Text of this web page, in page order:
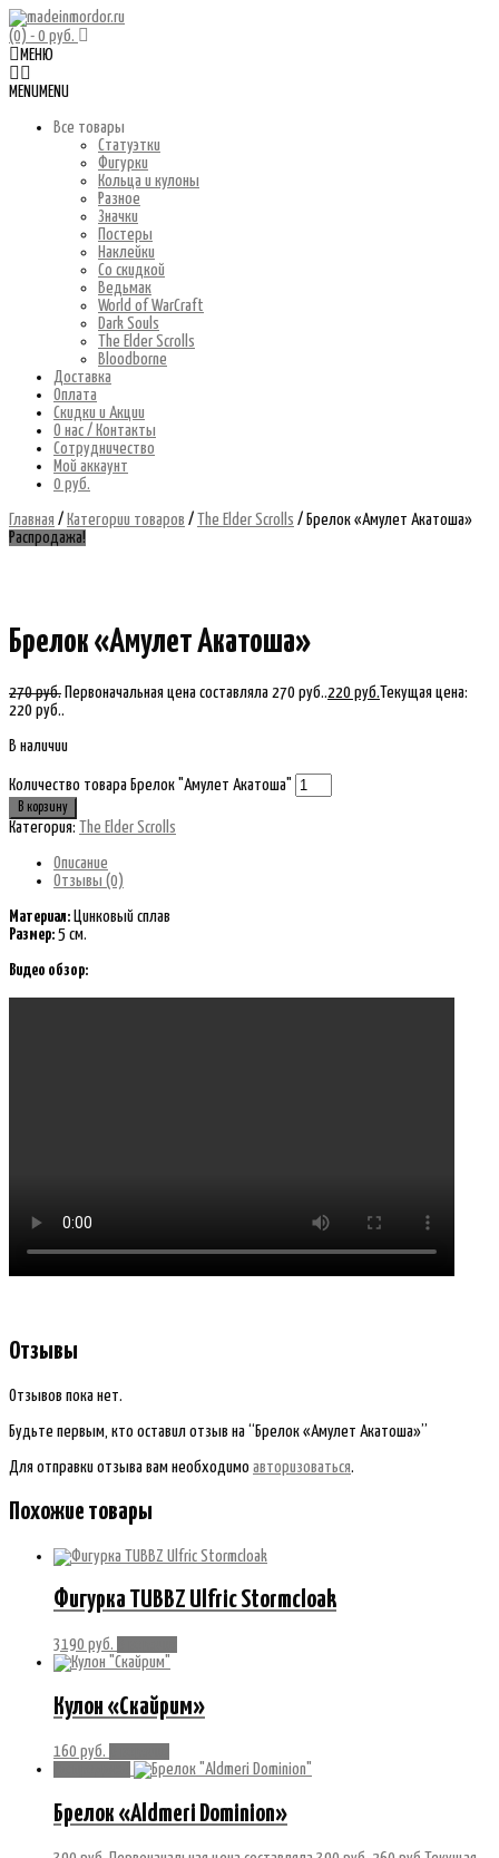
(0) - 0 руб.
МЕНЮ
MENU MENU
Все товары
Статуэтки
Фигурки
Кольца и кулоны
Разное
Значки
Постеры
Наклейки
Со скидкой
Ведьмак
World of WarCraft
Dark Souls
The Elder Scrolls
Bloodborne
Доставка
Оплата
Скидки и Акции
О нас / Контакты
Сотрудничество
Мой аккаунт
0 руб.
Главная / Категории товаров / The Elder Scrolls / Брелок «Амулет Акатоша»
Распродажа!
Брелок «Амулет Акатоша»
270руб. Первоначальная цена составляла 270 руб..220 руб. Текущая цена:
220 руб..
В наличии
Количество товара Брелок "Амулет Акатоша"
В корзину
Категория: The Elder Scrolls
Описание
Отзывы (0)
Материал: Цинковый сплав
Размер: 5 см.
Видео обзор:
Отзывы
Отзывов пока нет.
Будьте первым, кто оставил отзыв на “Брелок «Амулет Акатоша»”
Для отправки отзыва вам необходимо авторизоваться.
Похожие товары
Фигурка TUBBZ Ulfric Stormcloak
3190 руб.
Кулон «Скайрим»
160 руб.
Брелок «Aldmeri Dominion»